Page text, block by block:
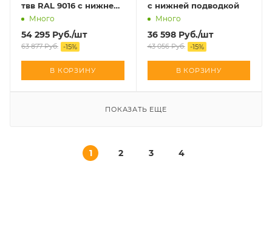
твв RAL 9016 с нижней
подводкой
Много
54 295 Руб./шт
63 877Руб. -15%
В КОРЗИНУ
с нижней подводкой
Много
36 598Руб./шт
43 056Руб. -15%
В КОРЗИНУ
ПОКАЗАТЬ ЕЩЕ
1 2 3 4